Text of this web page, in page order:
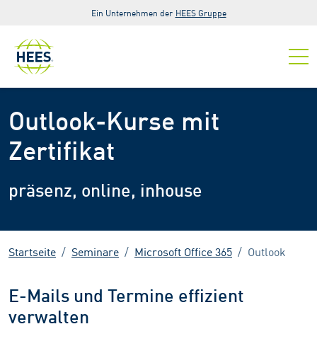
Zur Hauptnavigation springen
Zum Hauptinhalt springen
Zur Fußzeile der Seite springen
Ein Unternehmen der HEES Gruppe
Outlook-Kurse mit
Zertifikat
präsenz, online, inhouse
Startseite Seminare Microsoft Office 365 Outlook
E-Mails und Termine effizient
verwalten